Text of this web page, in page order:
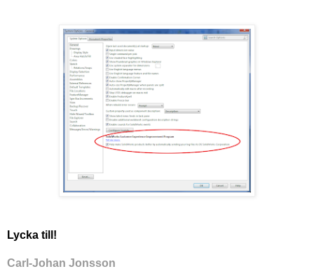
Lycka till!
Carl-Johan Jonsson